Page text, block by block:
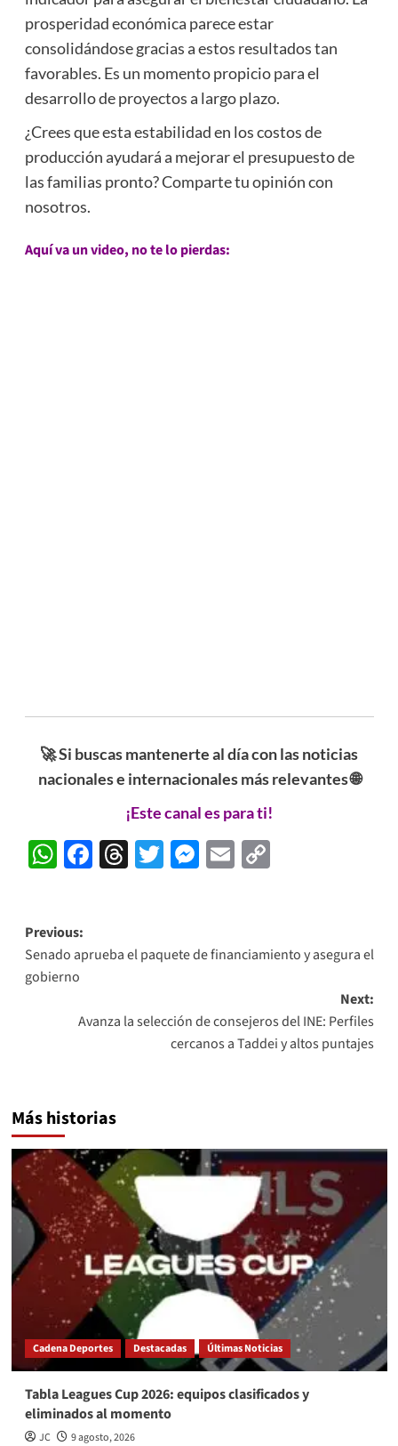
prosperidad económica parece estar
consolidándose gracias a estos resultados tan
favorables. Es un momento propicio para el
desarrollo de proyectos a largo plazo.
¿Crees que esta estabilidad en los costos de
producción ayudará a mejorar el presupuesto de
las familias pronto? Comparte tu opinión con
nosotros.
Aquí va un video, no te lo pierdas:
🚀 Si buscas mantenerte al día con las noticias
nacionales e internacionales más relevantes 🌐
¡Este canal es para ti!
WhatsApp
Facebook
Threads
Twitter
Messenger
EmailCopy
Post
navigation
Previous:
Senado aprueba el paquete de financiamiento y asegura el
gobierno
Next:
Avanza la selección de consejeros del INE: Perfiles
cercanos a Taddei y altos puntajes
Más historias
Cadena Deportes Destacadas Últimas Noticias
Tabla Leagues Cup 2026: equipos clasificados y
eliminados al momento
JC 9 agosto, 2026